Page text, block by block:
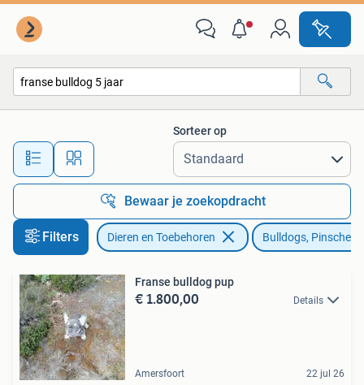
Alle afstanden…
Sorteer op
Bewaar je zoekopdracht
Filters Dieren en Toebehoren Bulldogs,
Franse bulldog pup
€ 1.800,00 Details
Amersfoort 22 jul 26